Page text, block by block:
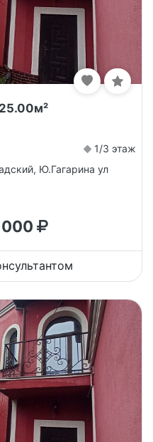
1/3 этаж
Ю.Гагарина ул